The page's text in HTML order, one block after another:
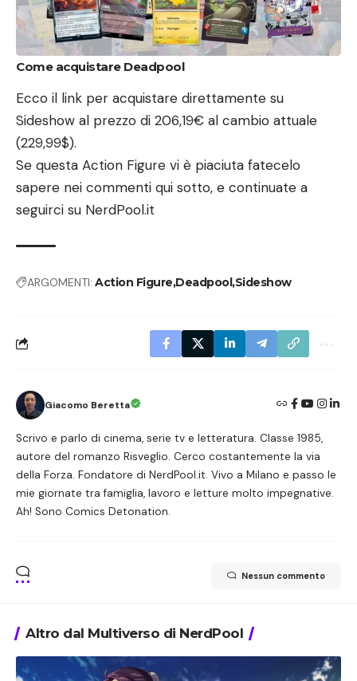
Come acquistare Deadpool
Ecco il link per acquistare direttamente su
Sideshow al prezzo di 206,19€ al cambio attuale
(229,99$).
Se questa Action Figure vi è piaciuta fatecelo
sapere nei commenti qui sotto, e continuate a
seguirci su NerdPool.it
ARGOMENTI: Action Figure DeadpoolSideshow
Giacomo Beretta
Scrivo e parlo di cinema, serie tv e letteratura. Classe 1985,
autore del romanzo Risveglio. Cerco costantemente la via
della Forza. Fondatore di NerdPool.it. Vivo a Milano e passo le
mie giornate tra famiglia, lavoro e letture molto impegnative.
Ah! Sono Comics Detonation.
Nessun commento
Altro dal Multiverso di NerdPool